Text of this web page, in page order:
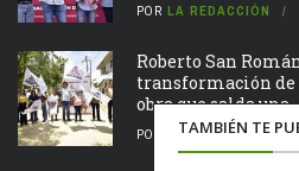
TAMBIÉN TE
POR LA REDACCIÓN
Roberto San
transformación de
obra que salda una
POR LA REDACCIÓN